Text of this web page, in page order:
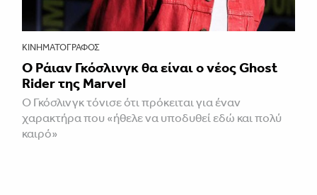
ΚΙΝΗΜΑΤΟΓΡΆΦΟΣ
Ο Ράιαν Γκόσλινγκ θα είναι ο νέος Ghost
Rider της Marvel
Ο Γκόσλινγκ τόνισε ότι πρόκειται για έναν
χαρακτήρα που «ήθελε να υποδυθεί εδώ και πολύ
καιρό»